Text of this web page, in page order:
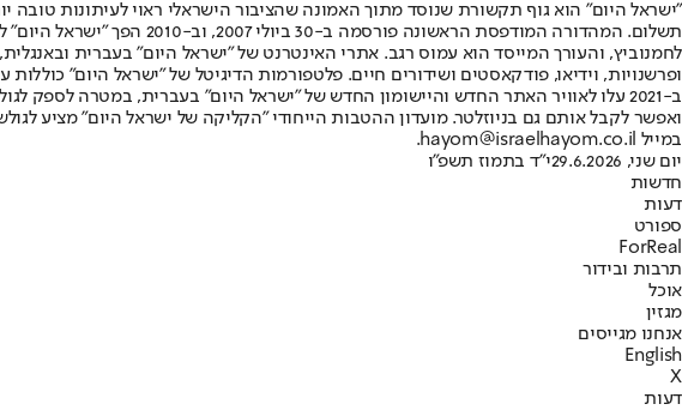
"ישראל היום" הוא גוף תקשורת שנוסד מתוך האמונה שהציבור הישראלי ראוי לעיתונות טובה
תשלום. המהדורה המודפסת
ופרשנויות, וידיאו, פודקאסטים ושידורים חיים. פלטפורמות הדיגיטל של "ישראל היום"
ב-2021 עלו לאוויר האתר החדש והיישומון החדש של "ישראל היום" בעברית, במטרה
ואפשר לקבל אותם גם בניוזלטר. מועדון ההטבות הייחודי "הקליקה של ישראל היום" מציע
במייל hayom@israelhayom.co.il.
יום שני, 29.6.2026
י"ד בתמוז תשפ"ו
חדשות
דעות
ספורט
ForReal
תרבות ובידור
אוכל
מגזין
אנחנו מגייסים
English
X
דעות